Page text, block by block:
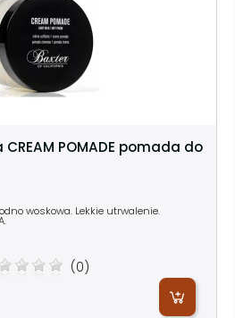
POMADE pomada do
woskowa. Lekkie utrwalenie.
(0)